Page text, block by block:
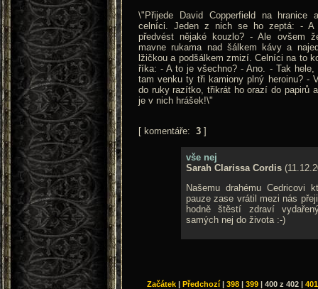
\"Přijede David Copperfield na hranice
celníci. Jeden z nich se ho zeptá: - A
předvést nějaké kouzlo? - Ale ovšem
mavne rukama nad šálkem kávy a
lžičkou a podšálkem zmizí. Celníci na to
říka: - A to je všechno? - Ano. - Tak
tam venku ty tři kamiony plný heroinu? -
do ruky razítko, třikrát ho orazí do papirů
je v nich hrášek!\"
[ komentáře: 3 ]
vše nej
Sarah Clarissa Cordis
Našemu drahému Cedricovi
pauze zase vrátil mezi nás
hodně štěstí zdraví
samých nej do života :-)
Začátek | Předchozí | 398 | 399 | 400 z 402 | 401